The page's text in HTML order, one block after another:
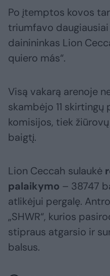
Po įtemptos kovos
triumfavo
dainininkas Lion
quiero más“.
Visą vakarą arenoje
skambėjo 11
komisijos, tiek
baigtį.
Lion Ceccah sulaukė
palaikymo – 38747
atlikėjui pergalę.
„SHWR“, kurios
stipraus atgarsio ir
balsus.